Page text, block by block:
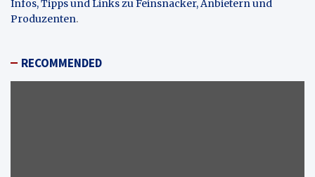
Infos, Tipps und Links zu Feinsnacker, Anbietern und
Produzenten.
RECOMMENDED